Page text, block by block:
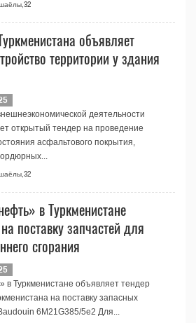
объявляет
территории у здания
деятельности
открытый тендер на проведение
асфальтового покрытия,
в Туркменистане
поставку запчастей для
сгорания
Туркменистане объявляет тендер
на поставку запасных
6M21G385/5e2 Для...